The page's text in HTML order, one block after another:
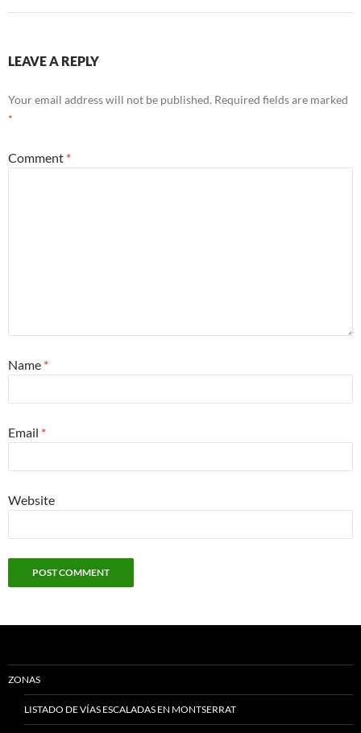
LEAVE A REPLY
Your email address will not be published. Required fields are marked
*
Comment *
Name *
Email *
Website
ZONAS
LISTADO DE VÍAS ESCALADAS EN MONTSERRAT